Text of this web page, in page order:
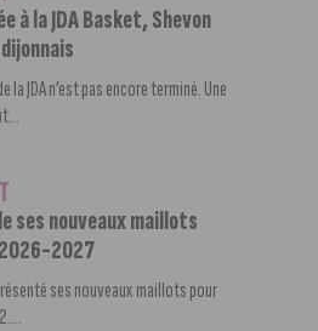
à la JDA Basket, Shevon
la JDA n’est pas encore terminé. Une
ses nouveaux maillots
2027
ses nouveaux maillots pour